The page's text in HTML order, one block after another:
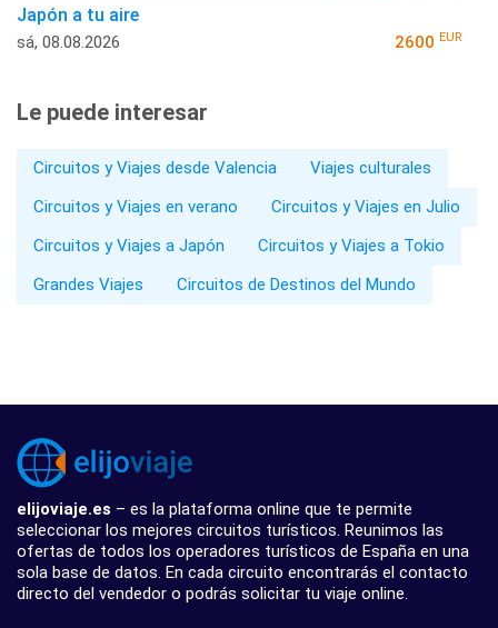
Japón a tu aire
sá, 08.08.2026 2600 EUR
Le puede interesar
Circuitos y Viajes desde Valencia
Viajes culturales
Circuitos y Viajes en verano
Circuitos y Viajes en Julio
Circuitos y Viajes a Japón
Circuitos y Viajes a Tokio
Grandes Viajes
Circuitos de Destinos del Mundo
elijoviaje.es – es la plataforma online que te permite
seleccionar los mejores circuitos turísticos. Reunimos las
ofertas de todos los operadores turísticos de España en una
sola base de datos. En cada circuito encontrarás el contacto
directo del vendedor o podrás solicitar tu viaje online.